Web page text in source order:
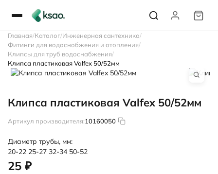
Главная Каталог Инженерная сантехника
Фитинги для водоснобжения и отопления
Клипсы для труб водоснабжения
Клипса пластиковая Valfex 50/52мм
Клипса пластиковая Valfex 50/52мм
Артикул производителя:10160050
Диаметр трубы, мм:
20-22 25-27 32-34 50-52
25 ₽